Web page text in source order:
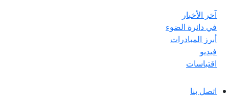
آخر الأخبار
في دائرة الضوء
أبرز المبادرات
فيديو
اقتباسات
اتصل بنا